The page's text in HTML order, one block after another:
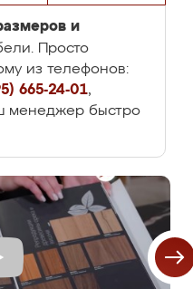
и
Просто
из телефонов:
665-24-01,
менеджер быстро